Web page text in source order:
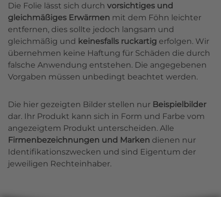
Die Folie lässt sich durch vorsichtiges und
gleichmäßiges Erwärmen mit dem Föhn leichter
entfernen, dies sollte jedoch langsam und
gleichmäßig und keinesfalls ruckartig erfolgen. Wir
übernehmen keine Haftung für Schäden die durch
falsche Anwendung entstehen. Die angegebenen
Vorgaben müssen unbedingt beachtet werden.
Die hier gezeigten Bilder stellen nur Beispielbilder
dar. Ihr Produkt kann sich in Form und Farbe vom
angezeigtem Produkt unterscheiden. Alle
Firmenbezeichnungen und Marken dienen nur
Identifikationszwecken und sind Eigentum der
jeweiligen Rechteinhaber.